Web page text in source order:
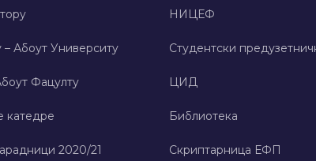
– Абоут Университy
Фацултy
катедре
2020/21
НИЦЕФ
Студентски
ЦИД
Библиотека
Скриптарница ЕФП